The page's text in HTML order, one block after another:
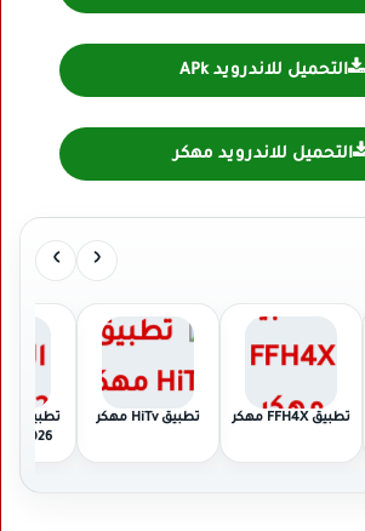
التحميل للاندرويد APk
التحميل للاندرويد مهكر
‹
›
تطبيق FFH4X مهكر تطبيق HiTv مهكر
تطبيق
2026 Org مهكر